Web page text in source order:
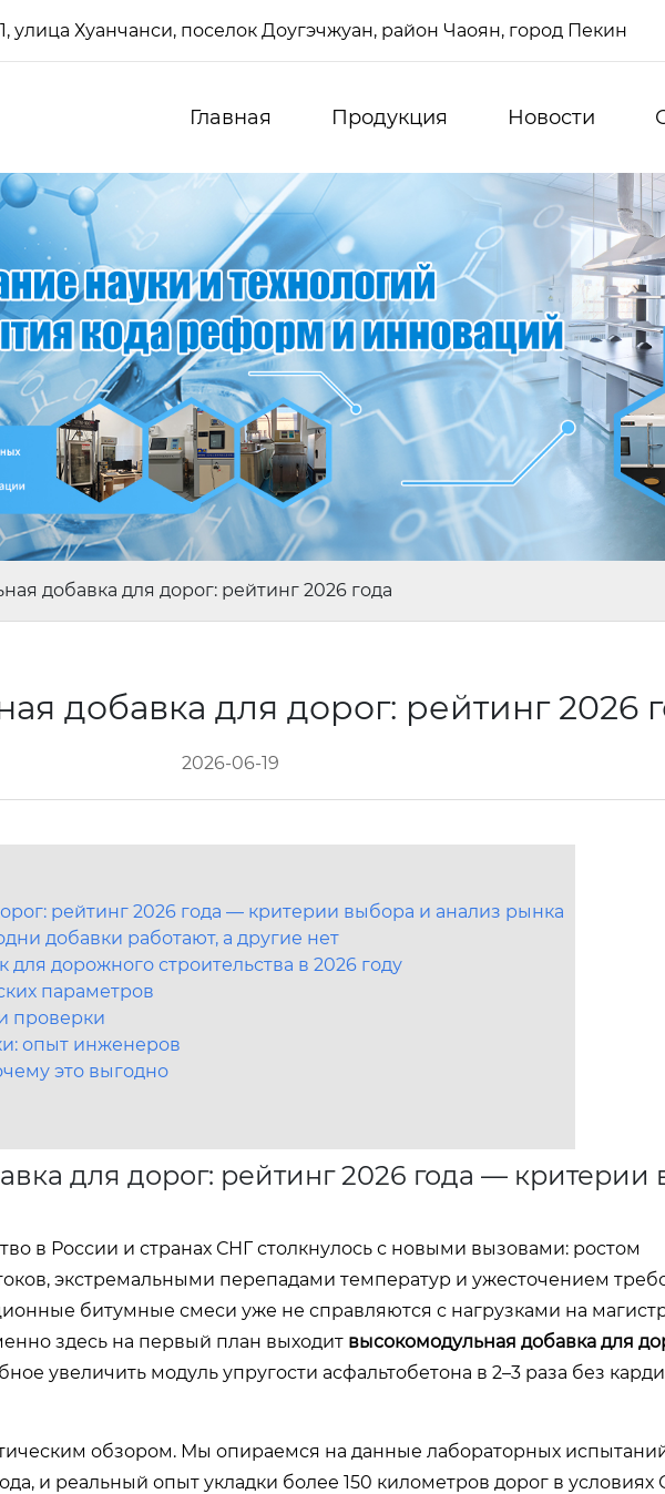
улица Хуанчанси, поселок Доугэчжуан, район Чаоян, город Пекин
Главная Продукция Новости
добавка для дорог: рейтинг 2026 года
добавка для дорог: рейтинг 2026
2026-06-19
рейтинг 2026 года — критерии выбора и анализ рынка
добавки работают, а другие нет
дорожного строительства в 2026 году
параметров
проверки
опыт инженеров
это выгодно
для дорог: рейтинг 2026 года — критерии
в России и странах СНГ столкнулось с новыми вызовами: ростом
экстремальными перепадами температур и ужесточением
битумные смеси уже не справляются с нагрузками на
здесь на первый план выходит высокомодульная добавка для
увеличить модуль упругости асфальтобетона в 2–3 раза без
обзором. Мы опираемся на данные лабораторных
и реальный опыт укладки более 150 километров дорог в